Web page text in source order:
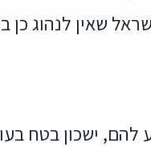
שאין לנהוג כן
להם, ישכון בטח